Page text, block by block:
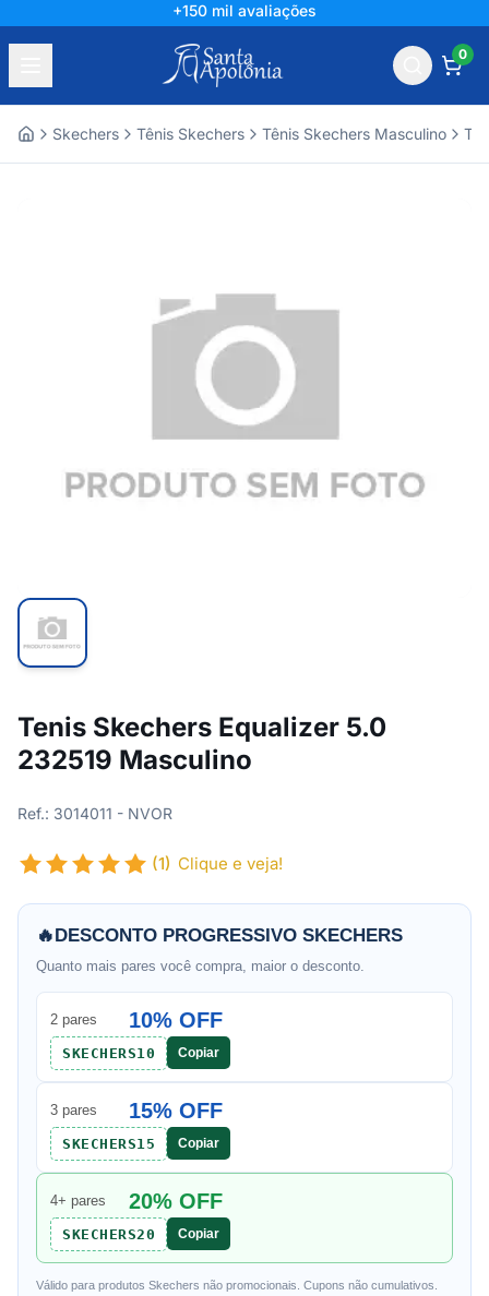
+150 mil avaliações
0
Skechers Tênis Skechers Tênis Skechers Masculino
Tenis Skechers Equalizer 5.0
232519 Masculino
Ref.: 3014011 - NVOR
(1) Clique e veja!
🔥DESCONTO PROGRESSIVO SKECHERS
Quanto mais pares você compra, maior o desconto.
2 pares 10% OFF
SKECHERS10 Copiar
3 pares 15% OFF
SKECHERS15 Copiar
4+ pares 20% OFF
SKECHERS20 Copiar
Válido para produtos Skechers não promocionais. Cupons não cumulativos.